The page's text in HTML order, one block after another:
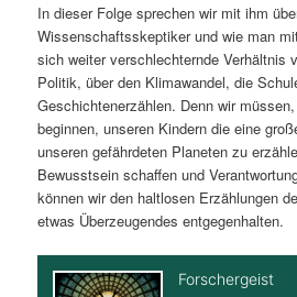
n
g
e
n
r
i
n
g
e
n
In dieser Folge sprechen wir mit ihm
Wissenschaftsskeptiker und wie man
sich weiter verschlechternde Verhältnis
Politik, über den Klimawandel, die
Geschichtenerzählen. Denn wir
beginnen, unseren Kindern die eine
unseren gefährdeten Planeten zu
Bewusstsein schaffen und
können wir den haltlosen Erzählungen
etwas Überzeugendes entgegenhalten.